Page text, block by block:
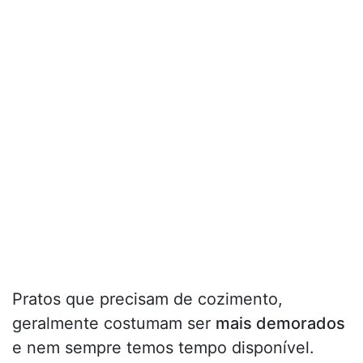
Pratos que precisam de cozimento,
geralmente costumam ser mais demorados
e nem sempre temos tempo disponível.